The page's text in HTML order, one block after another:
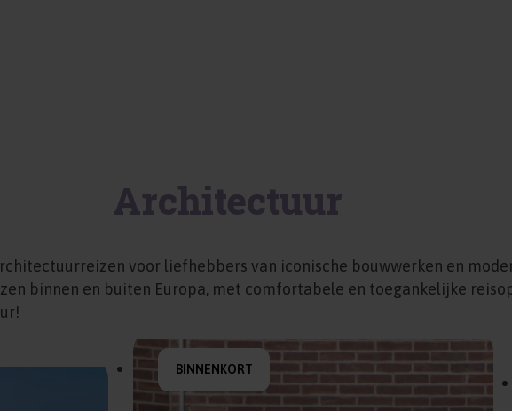
Architectuur
voor liefhebbers van iconische bouwwerken en
binnen en buiten Europa, met comfortabele en toegankelijke
BINNENKORT